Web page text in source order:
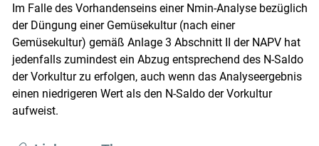
Im Falle des Vorhandenseins einer Nmin-Analyse bezüglich
der Düngung einer Gemüsekultur (nach einer
Gemüsekultur) gemäß Anlage 3 Abschnitt II der NAPV hat
jedenfalls zumindest ein Abzug entsprechend des N-Saldo
der Vorkultur zu erfolgen, auch wenn das Analyseergebnis
einen niedrigeren Wert als den N-Saldo der Vorkultur
aufweist.